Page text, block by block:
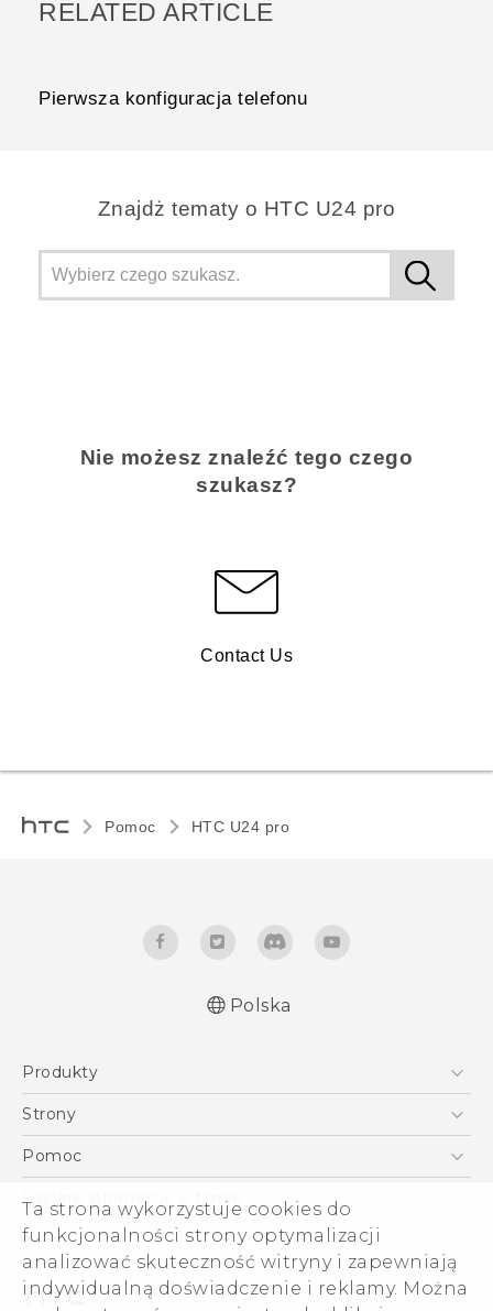
Ta strona wykorzystuje cookies do
funkcjonalności strony optymalizacji
analizować skuteczność witryny i zapewniają
indywidualną doświadczenie i reklamy. Można
RELATED ARTICLE
Pierwsza konfiguracja telefonu
Znajdż tematy o HTC U24 pro
Nie możesz znaleźć tego czego
szukasz?
Contact Us
Pomoc HTC U24 pro‎
Instrukcje bezpieczeństwa i regulacje prawne
Polska
Produkty
Smartfony
VIVE
Akcesoria
Strony
HTC Vive
Pomoc
Pomoc E-commerce
Ogólne informacje o firmie
ESG
Informacje o firmie
Dla inwestorów (angielski)